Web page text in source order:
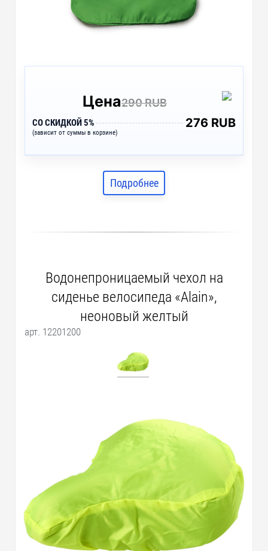
Цена290 RUB
СО СКИДКОЙ 5%
(зависит от суммы в корзине)
276 RUB
Подробнее
Водонепроницаемый чехол на
сиденье велосипеда «Alain»,
неоновый желтый
арт. 12201200